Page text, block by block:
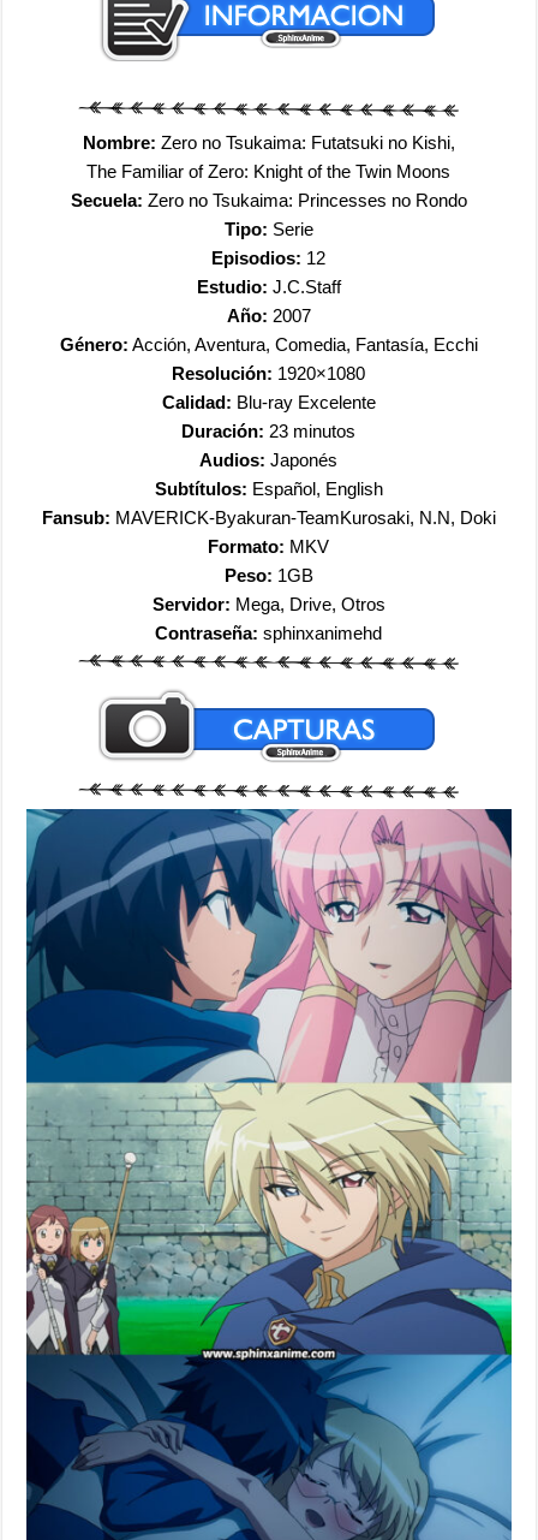
Nombre: Zero no Tsukaima: Futatsuki no Kishi,
The Familiar of Zero: Knight of the Twin Moons
Secuela: Zero no Tsukaima: Princesses no Rondo
Tipo: Serie
Episodios: 12
Estudio: J.C.Staff
Año: 2007
Género: Acción, Aventura, Comedia, Fantasía, Ecchi
Resolución: 1920×1080
Calidad: Blu-ray Excelente
Duración: 23 minutos
Audios:Japonés
Subtítulos: Español, English
Fansub: MAVERICK-Byakuran-TeamKurosaki, N.N, Doki
Formato: MKV
Peso: 1GB
Servidor: Mega, Drive, Otros
Contraseña:sphinxanimehd